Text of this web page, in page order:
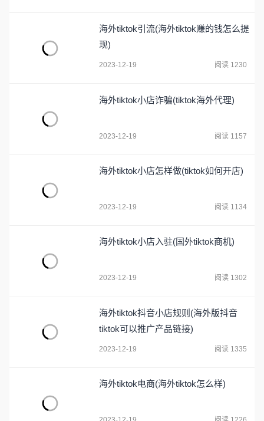
海外tiktok引流(海外tiktok赚的钱怎么提
现)
2023-12-19 阅读 1230
海外tiktok小店诈骗(tiktok海外代理)
2023-12-19 阅读 1157
海外tiktok小店怎样做(tiktok如何开店)
2023-12-19 阅读 1134
海外tiktok小店入驻(国外tiktok商机)
2023-12-19 阅读 1302
海外tiktok抖音小店规则(海外版抖音
tiktok可以推广产品链接)
2023-12-19 阅读 1335
海外tiktok电商(海外tiktok怎么样)